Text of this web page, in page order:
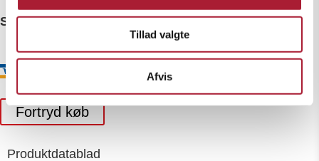
Tillad valgte
Afvis
SIKKER BETALING
Fortryd køb
Produktdatablad